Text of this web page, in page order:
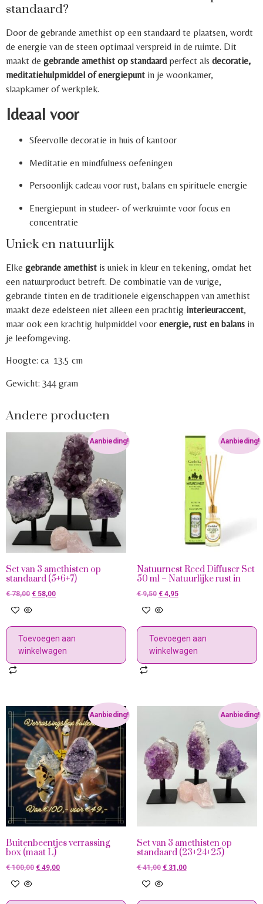
standaard?
Door de gebrande amethist op een standaard te plaatsen, wordt
de energie van de steen optimaal verspreid in de ruimte. Dit
maakt de gebrande amethist op standaardperfect als decoratie,
meditatiehulpmiddel of energiepunt in je woonkamer,
slaapkamer of werkplek.
Ideaal voor
Sfeervolle decoratie in huis of kantoor
Meditatie en mindfulness oefeningen
Persoonlijk cadeau voor rust, balans en spirituele energie
Energiepunt in studeer- of werkruimte voor focus en
concentratie
Uniek en natuurlijk
Elke gebrande amethist is uniek in kleur en tekening, omdat het
een natuurproduct betreft. De combinatie van de vurige,
gebrande tinten en de traditionele eigenschappen van amethist
maakt deze edelsteen niet alleen een prachtig interieuraccent,
maar ook een krachtig hulpmiddel voor energie, rust en balans in
je leefomgeving.
Hoogte: ca 13.5 cm
Gewicht: 344 gram
Andere producten
Aanbieding!
Set van 3 amethisten op
standaard (5+6+7)
€78,00 € 58,00
Toevoegen aan
winkelwagen
Aanbieding!
Natuurnest Reed Diffuser Set
50 ml – Natuurlijke rust in
€9,50 €4,95
Toevoegen aan
winkelwagen
Aanbieding!
Buitenbeentjes verrassing
box (maat L)
€100,00 € 49,00
Aanbieding!
Set van 3 amethisten op
standaard (23+24+25)
€41,00 €31,00